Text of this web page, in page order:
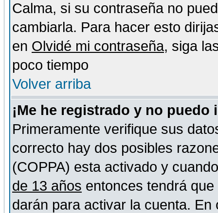
Calma, si su contraseña no
cambiarla. Para hacer esto
en Olvidé mi contraseña, siga
poco tiempo
Volver arriba
¡Me he registrado y no puedo
Primeramente verifique sus
correcto hay dos posibles
(COPPA) esta activado y
de 13 años entonces tendrá
darán para activar la cuenta.